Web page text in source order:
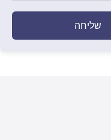
שליחה